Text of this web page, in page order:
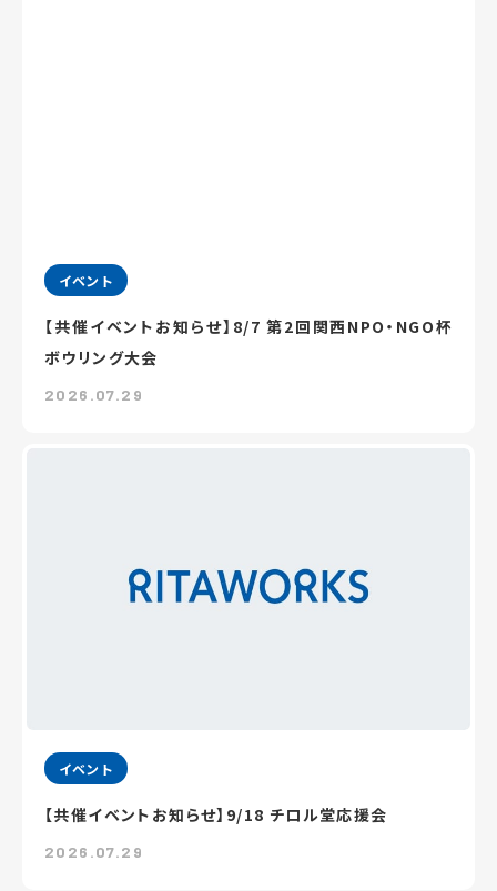
イベント
【共催イベントお知らせ】8/7 第2回関西NPO・NGO杯
ボウリング大会
2026.07.29
イベント
【共催イベントお知らせ】9/18 チロル堂応援会
2026.07.29